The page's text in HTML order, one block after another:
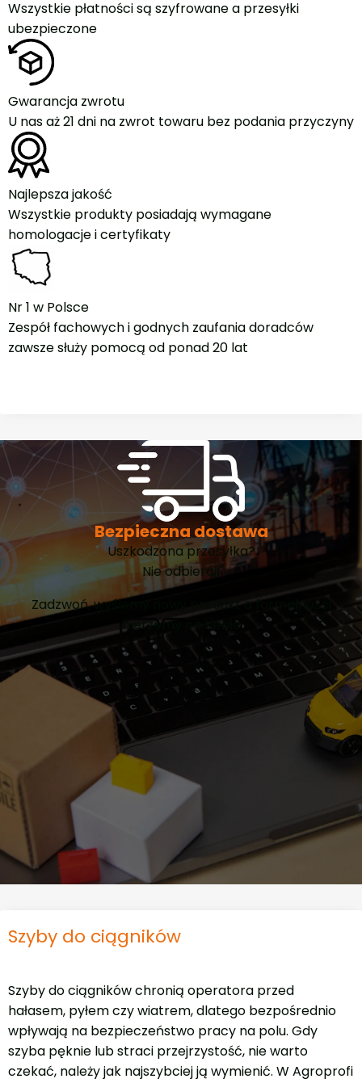
Wszystkie płatności są szyfrowane a przesyłki
ubezpieczone
Gwarancja zwrotu
U nas aż 21 dni na zwrot towaru bez podania przyczyny
Najlepsza jakość
Wszystkie produkty posiadają wymagane
homologacje i certyfikaty
Nr 1 w Polsce
Zespół fachowych i godnych zaufania doradców
zawsze służy pomocą od ponad 20 lat
Bezpieczna dostawa
Uszkodzona przesyłka?
Nie odbieraj!
Zadzwoń, wyślemy nowy produkt a formalności
bierzemy na siebie
Szyby do ciągników
Szyby do ciągników chronią operatora przed
hałasem, pyłem czy wiatrem, dlatego bezpośrednio
wpływają na bezpieczeństwo pracy na polu. Gdy
szyba pęknie lub straci przejrzystość, nie warto
czekać, należy jak najszybciej ją wymienić. W Agroprofi